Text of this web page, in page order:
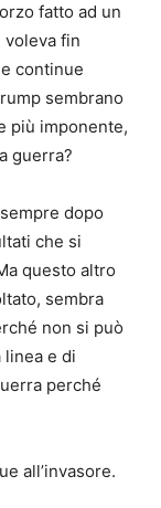
fatto ad un
voleva fin
continue
sembrano
più imponente,
guerra?
dopo
che si
questo altro
sembra
non si può
e di
perché
all’invasore.